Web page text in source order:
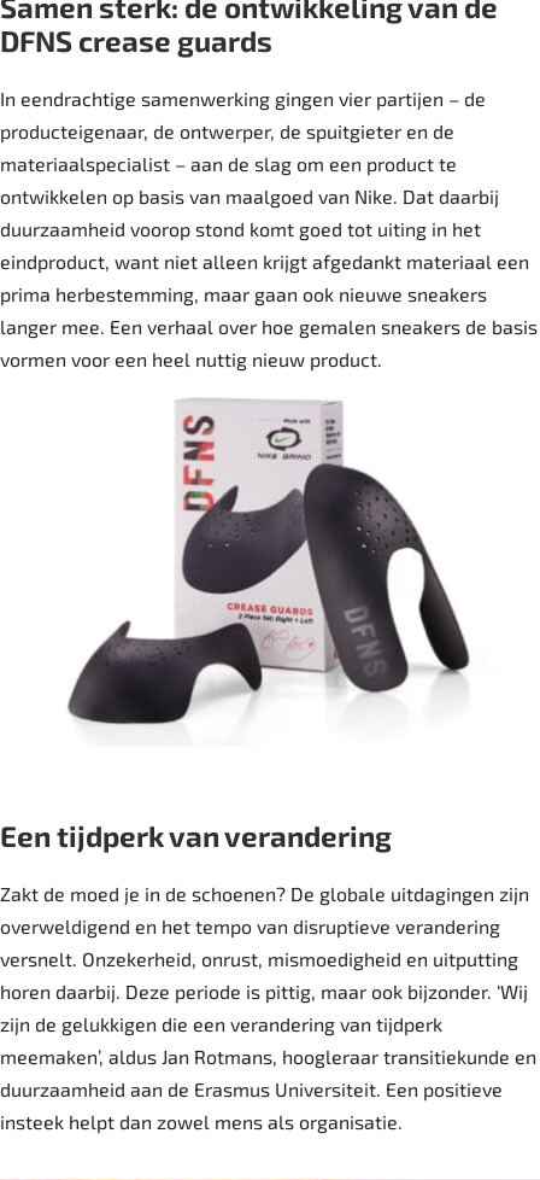
DFNS crease guards
In eendrachtige samenwerking gingen vier partijen – de
producteigenaar, de ontwerper, de spuitgieter en de
materiaalspecialist – aan de slag om een product te
ontwikkelen op basis van maalgoed van Nike. Dat daarbij
duurzaamheid voorop stond komt goed tot uiting in het
eindproduct, want niet alleen krijgt afgedankt materiaal een
prima herbestemming, maar gaan ook nieuwe sneakers
langer mee. Een verhaal over hoe gemalen sneakers de basis
vormen voor een heel nuttig nieuw product.
Een tijdperk van verandering
Zakt de moed je in de schoenen? De globale uitdagingen zijn
overweldigend en het tempo van disruptieve verandering
versnelt. Onzekerheid, onrust, mismoedigheid en uitputting
horen daarbij. Deze periode is pittig, maar ook bijzonder. ‘Wij
zijn de gelukkigen die een verandering van tijdperk
meemaken’, aldus Jan Rotmans, hoogleraar transitiekunde en
duurzaamheid aan de Erasmus Universiteit. Een positieve
insteek helpt dan zowel mens als organisatie.